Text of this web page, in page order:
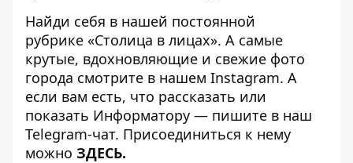
Найди себя в нашей постоянной
рубрике «Столица в лицах». А самые
крутые, вдохновляющие и свежие фото
города смотрите в нашем Instagram. А
если вам есть, что рассказать или
показать Информатору — пишите в наш
Telegram-чат. Присоединиться к нему
можно ЗДЕСЬ.